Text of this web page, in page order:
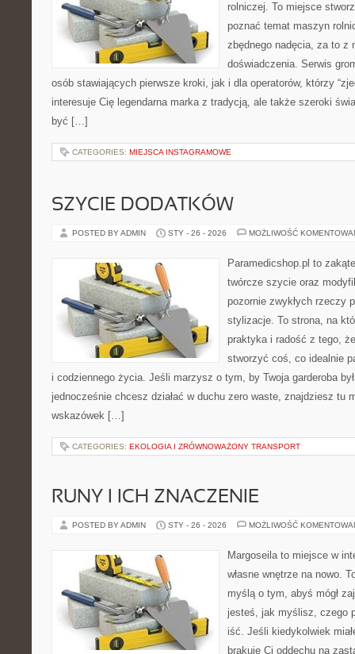
rolniczej. To miejsce
poznać temat maszyn
zbędnego nadęcia, za to z
doświadczenia. Serwis
osób stawiających pierwsze kroki, jak i dla operatorów, którzy
interesuje Cię legendarna marka z tradycją, ale także szeroki
być […]
CATEGORIES: MIEJSCA INSTAGRAMOWE
SZYCIE DODATKÓW
POSTED BY ADMIN STY - 26 - 2026 MOŻLIWOŚĆ
Paramedicshop.pl to
twórcze szycie oraz
pozornie zwykłych rzeczy
stylizacje. To strona, na
praktyka i radość z tego,
stworzyć coś, co idealnie
i codziennego życia. Jeśli marzysz o tym, by Twoja garderoba
jednocześnie chcesz działać w duchu zero waste, znajdziesz tu
wskazówek […]
CATEGORIES: EKOLOGIA I ZRÓWNOWAŻONY TRANSPORT
RUNY I ICH ZNACZENIE
POSTED BY ADMIN STY - 26 - 2026 MOŻLIWOŚĆ
Margoseila to miejsce w
własne wnętrze na nowo.
myślą o tym, abyś mógł
jesteś, jak myślisz, czego
iść. Jeśli kiedykolwiek
brakuje Ci oddechu na